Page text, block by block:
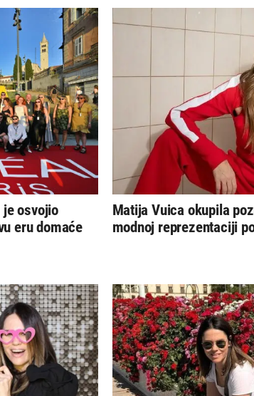
osvojio
eru domaće
Matija Vuica okupila
modnoj reprezentaciji